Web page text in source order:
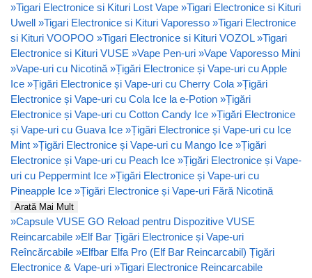
»Tigari Electronice si Kituri Lost Vape »Tigari Electronice si Kituri
Uwell »Tigari Electronice si Kituri Vaporesso »Tigari Electronice
si Kituri VOOPOO »Tigari Electronice si Kituri VOZOL »Tigari
Electronice si Kituri VUSE »Vape Pen-uri »Vape Vaporesso Mini
»Vape-uri cu Nicotină »Țigări Electronice și Vape-uri cu Apple
Ice »Țigări Electronice și Vape-uri cu Cherry Cola »Țigări
Electronice și Vape-uri cu Cola Ice la e-Potion »Țigări
Electronice și Vape-uri cu Cotton Candy Ice »Țigări Electronice
și Vape-uri cu Guava Ice »Țigări Electronice și Vape-uri cu Ice
Mint »Țigări Electronice și Vape-uri cu Mango Ice »Țigări
Electronice și Vape-uri cu Peach Ice »Țigări Electronice și Vape-
uri cu Peppermint Ice »Țigări Electronice și Vape-uri cu
Pineapple Ice »Țigări Electronice și Vape-uri Fără Nicotină
Arată Mai Mult
»Capsule VUSE GO Reload pentru Dispozitive VUSE
Reincarcabile »Elf Bar Țigări Electronice și Vape-uri
Reîncărcabile »Elfbar Elfa Pro (Elf Bar Reincarcabil) Țigări
Electronice & Vape-uri »Tigari Electronice Reincarcabile